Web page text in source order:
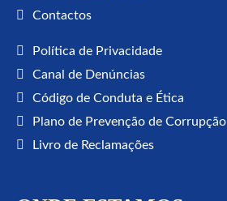
Contactos
Política de Privacidade
Canal de Denúncias
Código de Conduta e Ética
Plano de Prevenção de Corrupção
Livro de Reclamações